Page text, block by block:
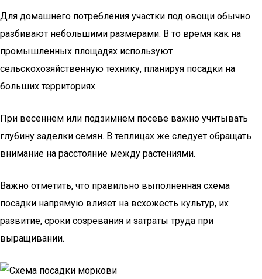
Для домашнего потребления участки под овощи обычно
разбивают небольшими размерами. В то время как на
промышленных площадях используют
сельскохозяйственную технику, планируя посадки на
больших территориях.
При весеннем или подзимнем посеве важно учитывать
глубину заделки семян. В теплицах же следует обращать
внимание на расстояние между растениями.
Важно отметить, что правильно выполненная схема
посадки напрямую влияет на всхожесть культур, их
развитие, сроки созревания и затраты труда при
выращивании.